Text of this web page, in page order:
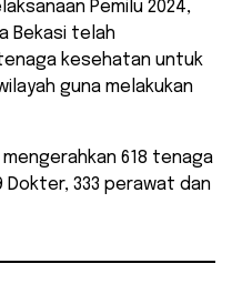
Pemilu 2024,
Bekasi telah
kesehatan untuk
guna melakukan
618 tenaga
Dokter, 333 perawat dan